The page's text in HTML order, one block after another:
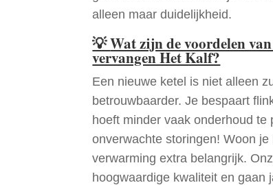
alleen maar duidelijkheid.
💡Wat zijn de voordelen
vervangen Het Kalf?
Een nieuwe ketel is niet alleen
betrouwbaarder. Je bespaart
hoeft minder vaak onderhoud
onverwachte storingen! Woon
verwarming extra belangrijk.
hoogwaardige kwaliteit en gaan